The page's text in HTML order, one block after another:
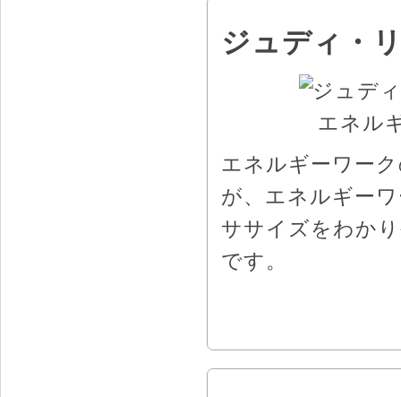
ジュディ・
エネルギーワー
が、エネルギー
ササイズをわか
です。